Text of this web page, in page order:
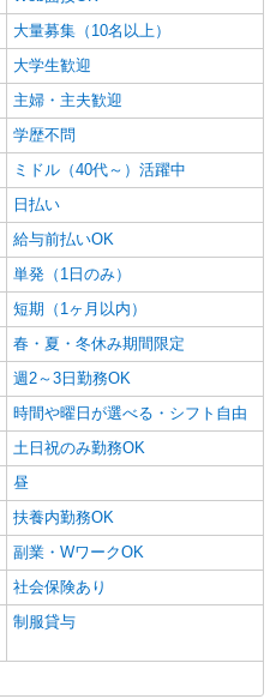
大量募集（10名以上）
大学生歓迎
主婦・主夫歓迎
学歴不問
ミドル（40代～）活躍中
日払い
給与前払いOK
単発（1日のみ）
短期（1ヶ月以内）
春・夏・冬休み期間限定
週2～3日勤務OK
時間や曜日が選べる・シフト自由
土日祝のみ勤務OK
昼
扶養内勤務OK
副業・WワークOK
社会保険あり
制服貸与